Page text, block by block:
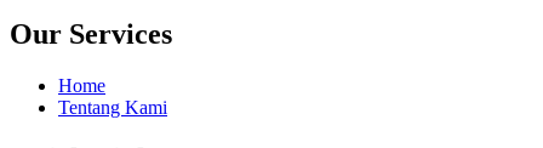
Our Services
Home
Tentang Kami